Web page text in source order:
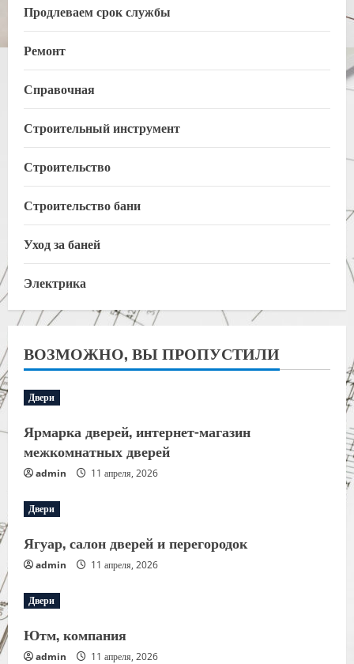
Продлеваем срок службы
Ремонт
Справочная
Строительный инструмент
Строительство
Строительство бани
Уход за баней
Электрика
ВОЗМОЖНО, ВЫ ПРОПУСТИЛИ
Двери
Ярмарка дверей, интернет-магазин
межкомнатных дверей
admin 11 апреля, 2026
Двери
Ягуар, салон дверей и перегородок
admin 11 апреля, 2026
Двери
Ютм, компания
admin 11 апреля, 2026